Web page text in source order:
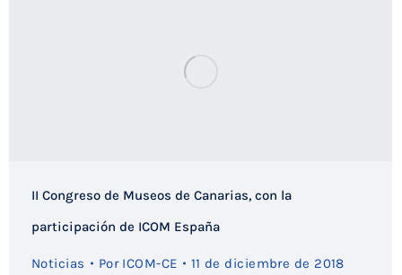
II Congreso de Museos de Canarias, con la
participación de ICOM España
Noticias Por ICOM-CE 11 de diciembre de 2018